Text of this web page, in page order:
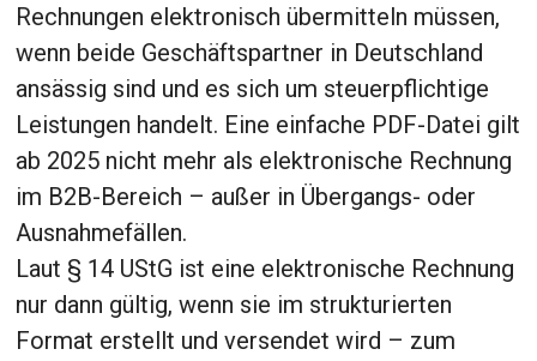
Rechnungen elektronisch übermitteln müssen,
wenn beide Geschäftspartner in Deutschland
ansässig sind und es sich um steuerpflichtige
Leistungen handelt. Eine einfache PDF-Datei gilt
ab 2025 nicht mehr als elektronische Rechnung
im B2B-Bereich – außer in Übergangs- oder
Ausnahmefällen.
Laut § 14 UStG ist eine elektronische Rechnung
nur dann gültig, wenn sie im strukturierten
Format erstellt und versendet wird – zum